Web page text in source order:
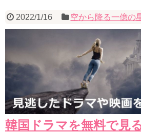
2022/1/16 空から降る一億の
韓国ドラマを無料で見